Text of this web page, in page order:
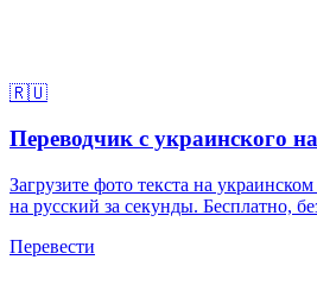
🇷🇺
Переводчик с украинского
Загрузите фото текста на
на русский за секунды. Бесплатно,
Перевести